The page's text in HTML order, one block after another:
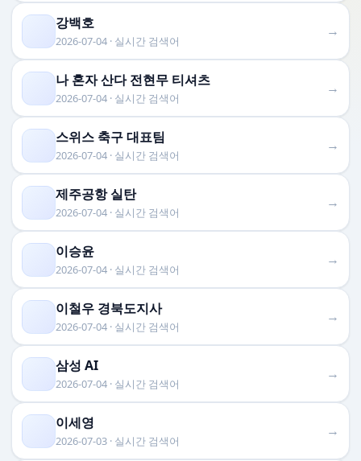
강백호
2026-07-04 · 실시간 검색어
→
나 혼자 산다 전현무 티셔츠
2026-07-04 · 실시간 검색어
→
스위스 축구 대표팀
2026-07-04 · 실시간 검색어
→
제주공항 실탄
2026-07-04 · 실시간 검색어
→
이승윤
2026-07-04 · 실시간 검색어
→
이철우 경북도지사
2026-07-04 · 실시간 검색어
→
삼성 AI
2026-07-04 · 실시간 검색어
→
이세영
2026-07-03 · 실시간 검색어
→